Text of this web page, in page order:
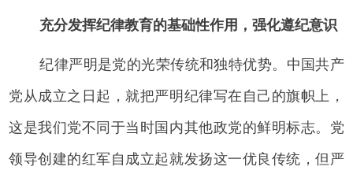
充分发挥纪律教育的基础性作用，强化遵纪意识
纪律严明是党的光荣传统和独特优势。中国共产
党从成立之日起，就把严明纪律写在自己的旗帜上，
这是我们党不同于当时国内其他政党的鲜明标志。党
领导创建的红军自成立起就发扬这一优良传统，但严